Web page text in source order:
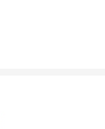
и
Искья. На
можем